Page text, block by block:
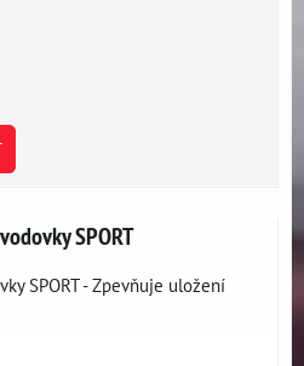
SPORT
SPORT - Zpevňuje uložení